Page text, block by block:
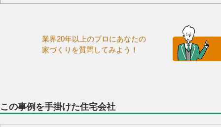
業界20年以上のプロにあなたの
家づくりを質問してみよう！
この事例を手掛けた住宅会社